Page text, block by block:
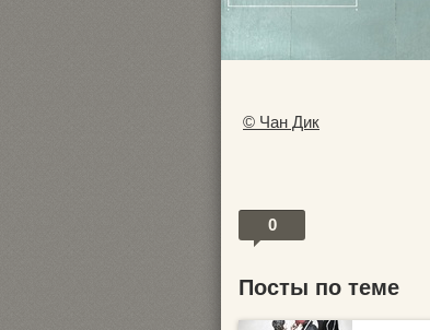
© Чан Дик
0
Посты по теме